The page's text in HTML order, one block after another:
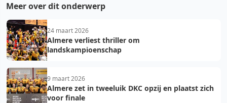
Meer over dit onderwerp
24 maart 2026
Almere verliest thriller om
landskampioenschap
9 maart 2026
Almere zet in tweeluik DKC opzij en plaatst zich
voor finale